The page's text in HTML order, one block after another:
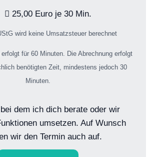
25,00 Euro je 30 Min.
wird keine Umsatzsteuer berechnet
erfolgt für 60 Minuten. Die Abrechnung erfolgt
benötigten Zeit, mindestens jedoch 30
Minuten.
dem ich dich berate oder wir
umsetzen. Auf Wunsch
wir den Termin auch auf.